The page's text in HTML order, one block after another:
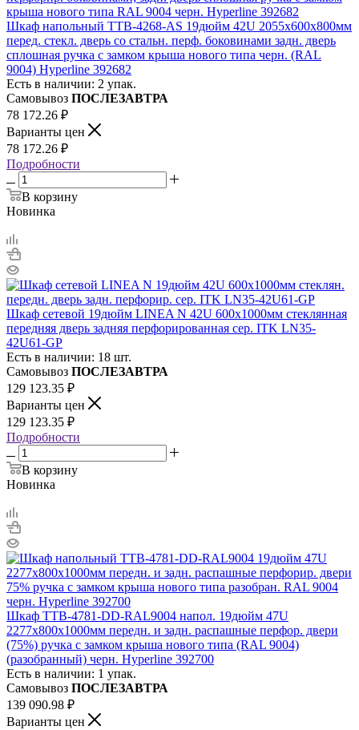
Шкаф напольный TTB-4268-AS 19дюйм 42U 2055х600х800мм
перед. стекл. дверь со стальн. перф. боковинами задн. дверь
сплошная ручка с замком крыша нового типа черн. (RAL
9004) Hyperline 392682
Есть в наличии: 2 упак.
Самовывоз ПОСЛЕЗАВТРА
78 172.26 ₽
Варианты цен
78 172.26 ₽
Подробности
В корзину
Новинка
Шкаф сетевой 19дюйм LINEA N 42U 600х1000мм стеклянная
передняя дверь задняя перфорированная сер. ITK LN35-
42U61-GP
Есть в наличии: 18 шт.
Самовывоз ПОСЛЕЗАВТРА
129 123.35 ₽
Варианты цен
129 123.35 ₽
Подробности
В корзину
Новинка
Шкаф TTB-4781-DD-RAL9004 напол. 19дюйм 47U
2277х800х1000мм передн. и задн. распашные перфор. двери
(75%) ручка с замком крыша нового типа (RAL 9004)
(разобранный) черн. Hyperline 392700
Есть в наличии: 1 упак.
Самовывоз ПОСЛЕЗАВТРА
139 090.98 ₽
Варианты цен